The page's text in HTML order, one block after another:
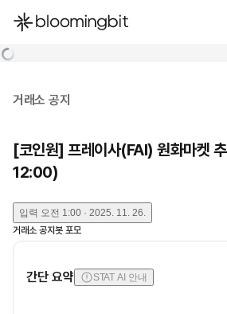
한국어
거래소 공지
[코인원] 프레이사(FAI) 원화마켓
12:00)
입력 오전 1:00 · 2025. 11. 26.
거래소 공지봇 포모
간단 요약 STAT AI 안내